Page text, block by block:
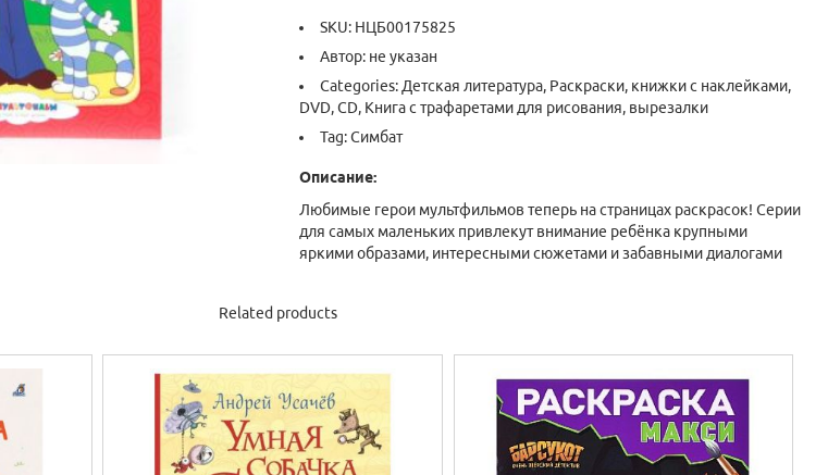
SKU: НЦБ00175825
Автор: не указан
Categories: Детская литература, Раскраски, книжки с наклейками,
DVD, CD, Книга с трафаретами для рисования, вырезалки
Tag:Симбат
Описание:
Любимые герои мультфильмов теперь на страницах раскрасок! Серии
для самых маленьких привлекут внимание ребёнка крупными
яркими образами, интересными сюжетами и забавными диалогами
Related products